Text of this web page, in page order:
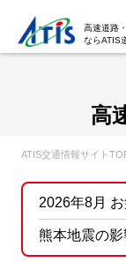
高速道路
ならATIS
高
ATIS交通情報サイト
2026年8月
熊本地震の